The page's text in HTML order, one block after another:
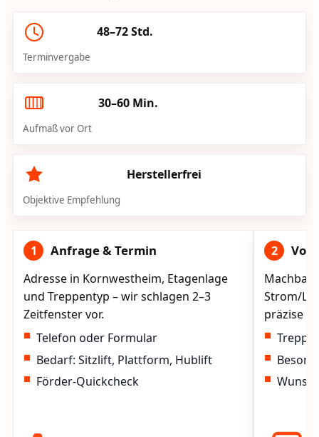
48–72 Std.
Terminvergabe
30–60 Min.
Aufmaß vor Ort
Herstellerfrei
Objektive Empfehlung
1 Anfrage & Termin
Adresse in Kornwestheim, Etagenlage
und Treppentyp – wir schlagen 2–3
Zeitfenster vor.
Telefon oder Formular
Bedarf: Sitzlift, Plattform, Hublift
Förder-Quickcheck
2
Strom/
präzise